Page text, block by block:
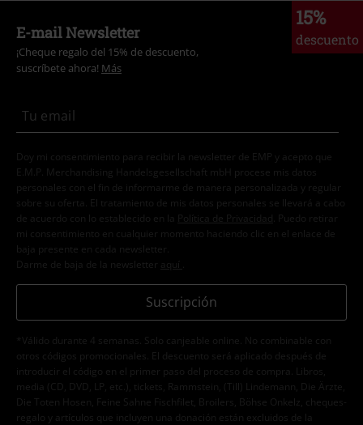
15%
descuento
E-mail Newsletter
¡Cheque regalo del 15% de descuento,
suscríbete ahora! Más
Doy mi consentimiento para recibir la newsletter de EMP y acepto que
E.M.P. Merchandising Handelsgesellschaft mbH procese mis datos
personales con el fin de informarme de manera personalizada y regular
sobre su oferta. El tratamiento de mis datos personales se llevará a cabo
de acuerdo con lo establecido en la
Política de Privacidad . Puedo retirar
mi consentimiento en cualquier momento haciendo clic en el enlace de
baja presente en cada newsletter.
Darme de baja de la newsletter
aquí
Suscripción
*Válido durante 4 semanas. Solo canjeable online. No combinable con
otros códigos promocionales. El descuento será aplicado después de
introducir el código en el primer paso del proceso de compra. Libros,
media (CD, DVD, LP, etc.), tickets, Rammstein, (Till) Lindemann, Die Ärzte,
Die Toten Hosen, Feine Sahne Fischfilet, Broilers, Böhse Onkelz, cheques-
regalo y artículos que incluyen una donación están excluidos de la